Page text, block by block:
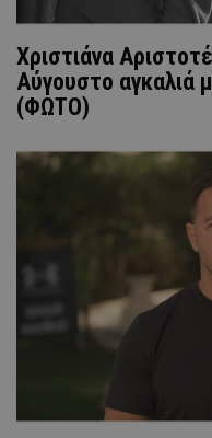
Χριστιάνα
Αύγουστο αγκαλιά
(ΦΩΤΟ)